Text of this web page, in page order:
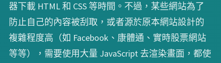
器下載 HTML 和 CSS 等時間。不過，某些網站為了
防止自己的內容被刮取，或者源於原本網站設計的
複雜程度高（如 Facebook、康體通、實時股票網站
等等），需要使用大量 JavaScript 去渲染畫面，都使